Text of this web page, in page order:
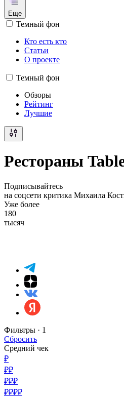
Еще
Темный фон
Кто есть кто
Статьи
О проекте
Темный фон
Обзоры
Рейтинг
Лучшие
Рестораны
Подписывайтесь
на соцсети критика Михаила
Уже более
180
тысяч
Фильтры · 1
Сбросить
Средний чек
₽
₽₽
₽₽₽
₽₽₽₽